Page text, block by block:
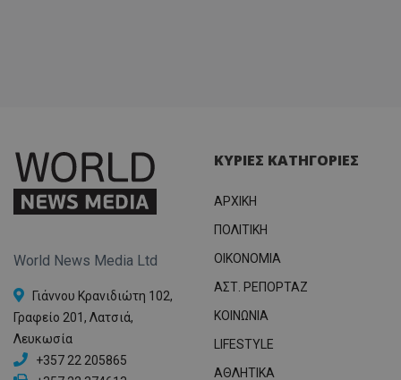
World News Media Ltd
Γιάννου Κρανιδιώτη 102,
Γραφείο 201, Λατσιά,
Λευκωσία
+357 22 205865
ΚΥΡΙΕΣ ΚΑΤΗΓΟΡΙΕΣ
ΑΡΧΙΚΗ
ΠΟΛΙΤΙΚΗ
OIKONOMIA
ΑΣΤ. ΡΕΠΟΡΤΑΖ
ΚΟΙΝΩΝΙΑ
LIFESTYLE
ΑΘΛΗΤΙΚΑ